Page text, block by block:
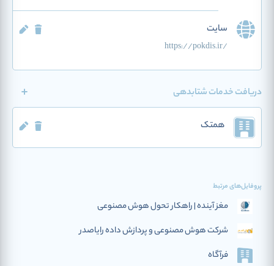
سایت
https://pokdis.ir/
دریافت خدمات شتابدهی
همتک
پروفایل‌های مرتبط
مغز آینده | راهکار تحول هوش مصنوعی
شرکت هوش مصنوعی و پردازش داده رایاصدر
فرآگاه